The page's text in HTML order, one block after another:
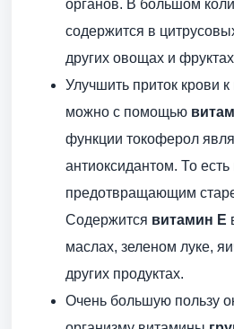
органов. В большом
содержится в
других овощах и
Улучшить приток крови
можно с помощью
функции токоферол
антиоксидантом. То
предотвращающим
Содержится витамин E
маслах, зеленом луке,
других продуктах.
Очень большую пользу